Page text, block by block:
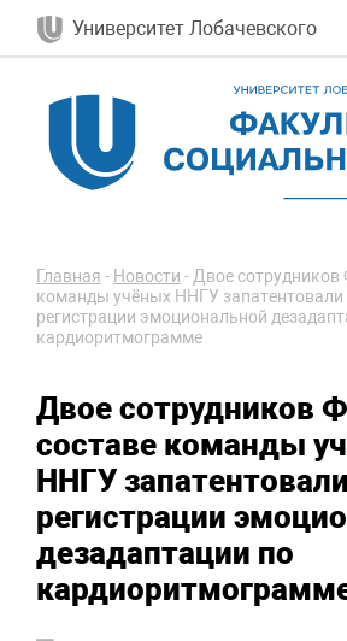
Университет Лобачевского
Главная - Новости -Двое сотрудников
команды учёных ННГУ запатентовали
регистрации эмоциональной
кардиоритмограмме
Двое сотрудников
составе команды
ННГУ
регистрации
дезадаптации по